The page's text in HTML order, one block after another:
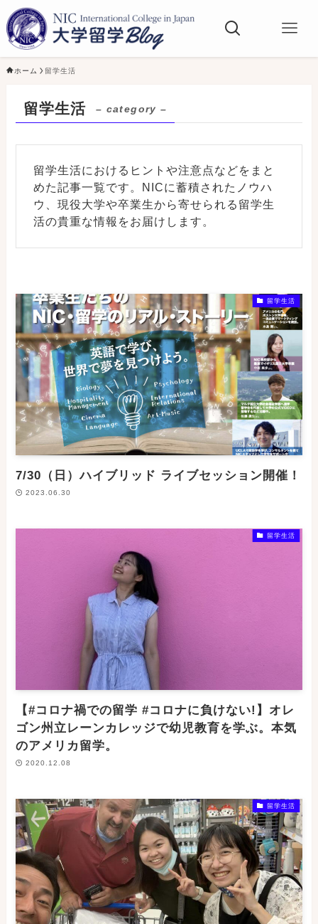
ホーム 留学生活
留学生活 – category –
留学生活におけるヒントや注意点などをまと
めた記事一覧です。NICに蓄積されたノウハ
ウ、現役大学や卒業生から寄せられる留学生
活の貴重な情報をお届けします。
留学生活
7/30（日）ハイブリッド ライブセッション開催！
2023.06.30
留学生活
【#コロナ禍での留学 #コロナに負けない!】オレ
ゴン州立レーンカレッジで幼児教育を学ぶ。本気
のアメリカ留学。
2020.12.08
留学生活